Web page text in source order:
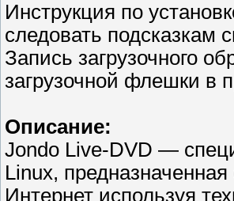
Инструкция по
следовать подсказкам
Запись загрузочного
загрузочной флешки в
Описание:
Jondo Live-DVD —
Linux,
Интернет используя